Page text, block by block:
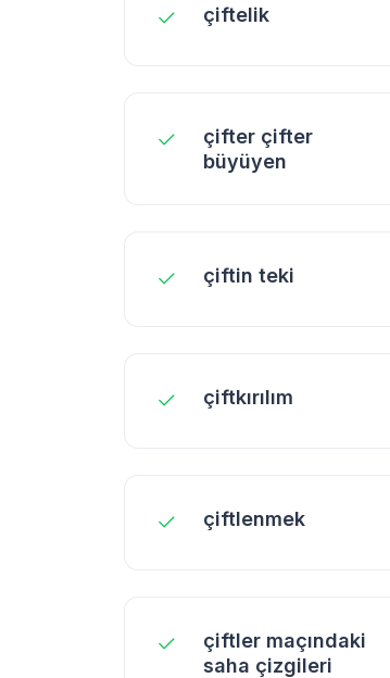
çiftelik
çifter çifter
büyüyen
çiftin teki
çiftkırılım
çiftlenmek
çiftler maçındaki
saha çizgileri